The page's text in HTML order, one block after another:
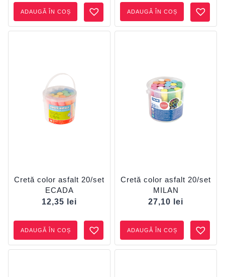
ADAUGĂ ÎN COȘ ADAUGĂ ÎN COȘ
Cretă color asfalt 20/set
ECADA
12,35
lei
ADAUGĂ ÎN COȘ
Cretă color asfalt 20/set
MILAN
27,10
lei
ADAUGĂ ÎN COȘ